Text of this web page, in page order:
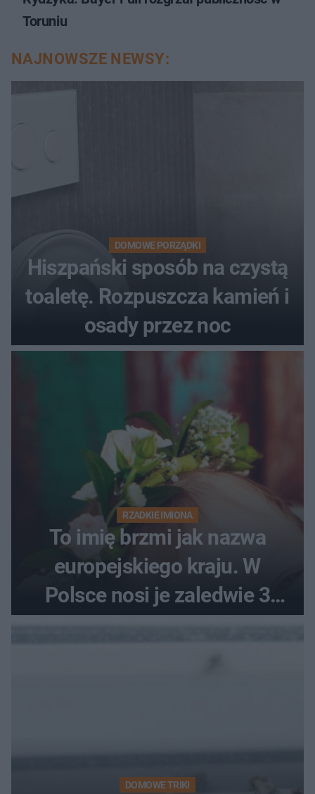
Toruniu
NAJNOWSZE NEWSY:
DOMOWE PORZĄDKI
Hiszpański sposób na czystą
toaletę. Rozpuszcza kamień i
osady przez noc
RZADKIE IMIONA
To imię brzmi jak nazwa
europejskiego kraju. W
Polsce nosi je zaledwie 3
DOMOWE TRIKI